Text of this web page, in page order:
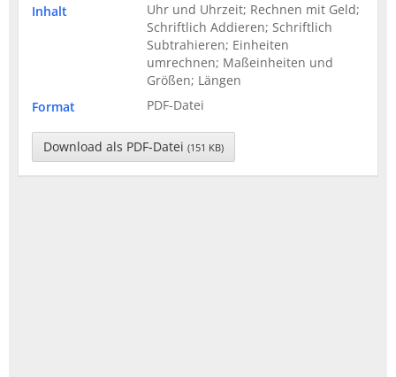
Inhalt
Uhr und Uhrzeit; Rechnen mit Geld;
Schriftlich Addieren; Schriftlich
Subtrahieren; Einheiten
umrechnen; Maßeinheiten und
Größen; Längen
Format
PDF-Datei
Download als PDF-Datei (151 KB)